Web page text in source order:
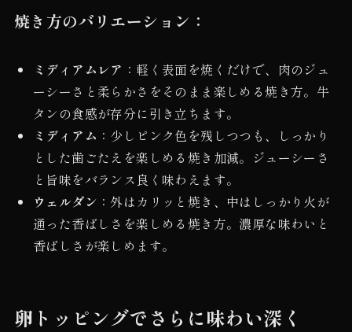
焼き方のバリエーション：
ミディアムレア ：軽く表面を焼くだけで、肉のジュ
ーシーさと柔らかさをそのまま楽しめる焼き方。牛
タンの食感が存分に引き立ちます。
ミディアム ：少しピンク色を残しつつも、しっかり
とした歯ごたえを楽しめる焼き加減。ジューシーさ
と旨味をバランス良く味わえます。
ウェルダン ：外はカリッと焼き、中はしっかり火が
通った香ばしさを楽しめる焼き方。濃厚な味わいと
香ばしさが楽しめます。
卵トッピングでさらに味わい深く